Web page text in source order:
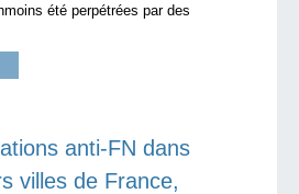
été perpétrées par des
anti-FN dans
villes de France,